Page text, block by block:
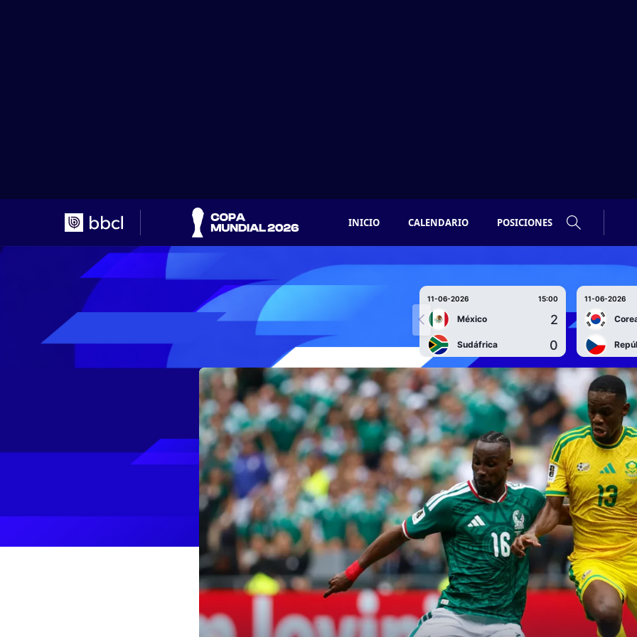
INICIO CALENDARIO POSICIONES
11-06-2026 15:00
México 2
Sudáfrica 0
11-06-2026